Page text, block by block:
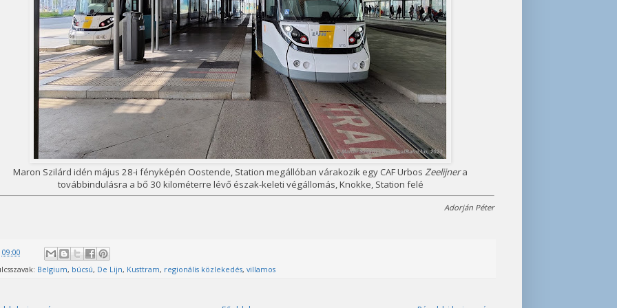
Maron Szilárd idén május 28-i fényképén Oostende, Station megállóban várakozik egy CAF Urbos Zeelijnera
továbbindulásra a bő 30 kilométerre lévő észak-keleti végállomás, Knokke, Station felé
Adorján Péter
09:00
Belgium, búcsú, De Lijn, Kusttram, regionális közlekedés, villamos